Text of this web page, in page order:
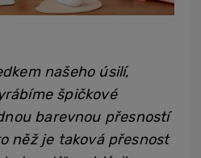
našeho úsilí,
špičkové
barevnou přesností
něž je taková přesnost